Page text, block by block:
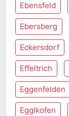
Ebensfeld
Ebersberg
Eckersdorf
Effeltrich
Eggenfelden
Egglkofen